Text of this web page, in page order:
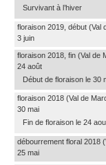
Survivant à l’hiver
floraison 2019, début (Val
3 juin
floraison 2018, fin (Val de
24 août
Début de floraison le 30
floraison 2018 (Val de
30 mai
Fin de floraison le 24
débourrement floral 2018
25 mai